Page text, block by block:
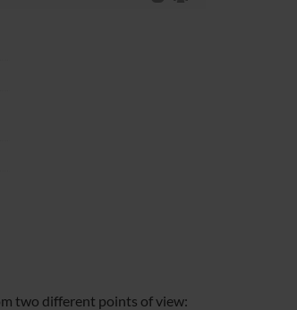
two different points of view: